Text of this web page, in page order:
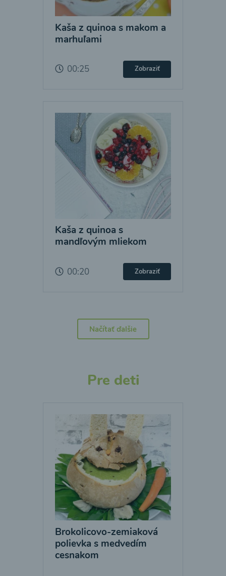
Kaša z quinoa s makom a
marhuľami
00:25 Zobraziť
Kaša z quinoa s
mandľovým mliekom
00:20 Zobraziť
Načítať ďalšie
Pre deti
Brokolicovo-zemiaková
polievka s medvedím
cesnakom